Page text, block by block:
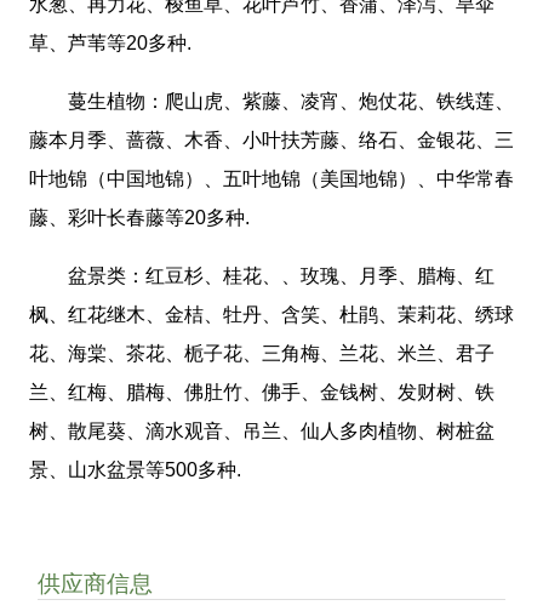
草、芦苇等20多种.
蔓生植物：爬山虎、紫藤、凌宵、炮仗花、铁线莲、
藤本月季、蔷薇、木香、小叶扶芳藤、络石、金银花、三
叶地锦（中国地锦）、五叶地锦（美国地锦）、中华常春
藤、彩叶长春藤等20多种.
盆景类：红豆杉、桂花、、玫瑰、月季、腊梅、红
枫、红花继木、金桔、牡丹、含笑、杜鹃、茉莉花、绣球
花、海棠、茶花、栀子花、三角梅、兰花、米兰、君子
兰、红梅、腊梅、佛肚竹、佛手、金钱树、发财树、铁
树、散尾葵、滴水观音、吊兰、仙人多肉植物、树桩盆
景、山水盆景等500多种.
供应商信息